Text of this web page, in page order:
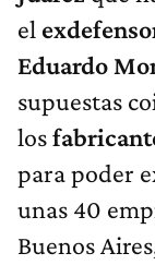
el
Eduardo
supuestas
los
para poder
unas 40
Buenos